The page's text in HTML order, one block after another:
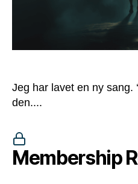
Jeg har lavet en ny sang.
den....
Membership